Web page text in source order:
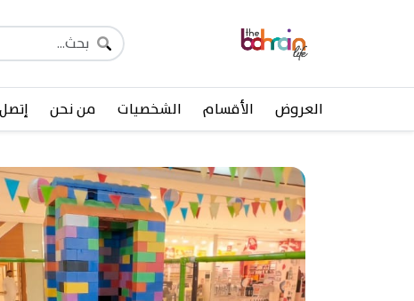
العروض الأقسام الشخصيات من نحن